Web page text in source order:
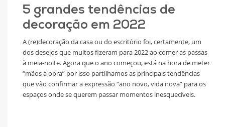
5 grandes tendências de
decoração em 2022
A (re)decoração da casa ou do escritório foi, certamente, um
dos desejos que muitos fizeram para 2022 ao comer as passas
à meia-noite. Agora que o ano começou, está na hora de meter
“mãos à obra” por isso partilhamos as principais tendências
que vão confirmar a expressão “ano novo, vida nova” para os
espaços onde se querem passar momentos inesquecíveis.